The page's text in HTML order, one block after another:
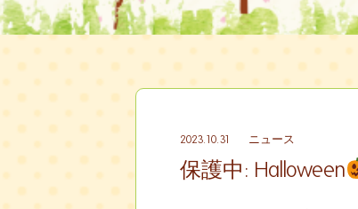
2023.10.31 ニュース
保護中: Halloween